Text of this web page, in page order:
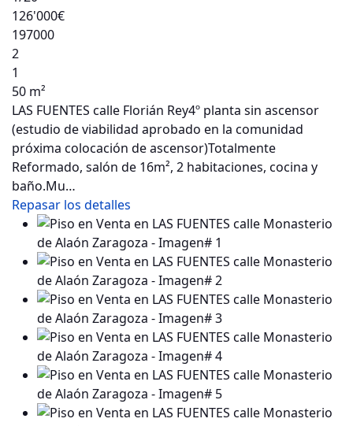
126'000€
197000
2
1
50 m²
LAS FUENTES calle Florián Rey4º planta sin ascensor
(estudio de viabilidad aprobado en la comunidad
próxima colocación de ascensor)Totalmente
Reformado, salón de 16m², 2 habitaciones, cocina y
baño.Mu…
Repasar los detalles